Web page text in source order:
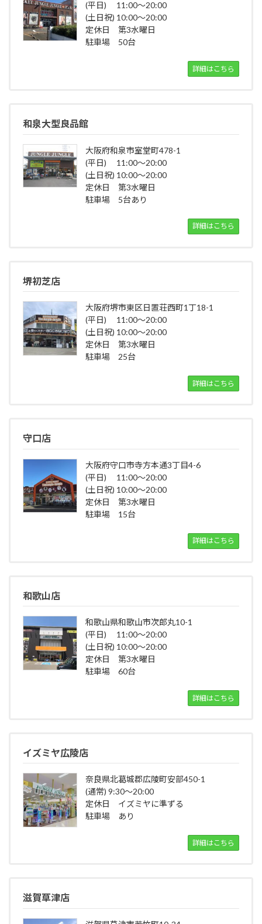
(平日) 11:00～20:00
(土日祝) 10:00～20:00
定休日 第3水曜日
駐車場 50台
詳細はこちら
和泉大型良品館
大阪府和泉市室堂町478-1
(平日) 11:00～20:00
(土日祝) 10:00～20:00
定休日 第3水曜日
駐車場 5台あり
詳細はこちら
堺初芝店
大阪府堺市東区日置荘西町1丁18-1
(平日) 11:00～20:00
(土日祝) 10:00～20:00
定休日 第3水曜日
駐車場 25台
詳細はこちら
守口店
大阪府守口市寺方本通3丁目4-6
(平日) 11:00～20:00
(土日祝) 10:00～20:00
定休日 第3水曜日
駐車場 15台
詳細はこちら
和歌山店
和歌山県和歌山市次郎丸10-1
(平日) 11:00～20:00
(土日祝) 10:00～20:00
定休日 第3水曜日
駐車場 60台
詳細はこちら
イズミヤ広陵店
奈良県北葛城郡広陵町安部450-1
(通常) 9:30～20:00
定休日 イズミヤに準ずる
駐車場 あり
詳細はこちら
滋賀草津店